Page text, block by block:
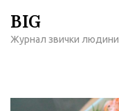
содержимому
BIG
Журнал звички людини